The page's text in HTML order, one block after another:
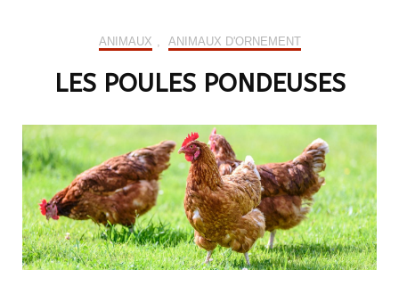
ANIMAUX , ANIMAUX D'ORNEMENT
LES POULES PONDEUSES